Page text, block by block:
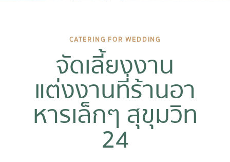
CATERING FOR WEDDING
จัดเลี้ยงงาน
แต่งงานที่ร้านอา
หารเล็กๆ สุขุมวิท
24